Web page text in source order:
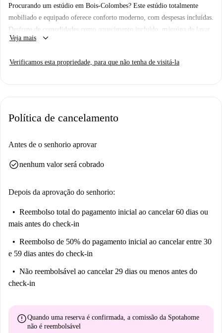
Procurando um estúdio em Bois-Colombes? Este estúdio totalmente
mobiliado e equipado oferece conforto moderno, com despesas incluídas.
Desfrute de comodidades como aquecimento incluído, máquina de lavar
roupa comum, secadora de roupas e estacionamento disponível.
edifício inclui comodidades como elevador e serviço de porteiro. A
Desfrute de refeições em restaurantes próximos, como Rizzo, Burger
turística local popular. Há opções de supermercado convenientes nas
combina acessibilidade e opções vibrantes.
Veja mais keyboard_arrow_down
Verificamos esta propriedade, para que não tenha de visitá-la
Política de cancelamento
Antes de o senhorio aprovar
check_circlenenhum valor será cobrado
Depois da aprovação do senhorio:
Reembolso total do pagamento inicial ao cancelar 60 dias ou
mais antes do check-in
Reembolso de 50% do pagamento inicial ao cancelar entre 30
e 59 dias antes do check-in
Não reembolsável ao cancelar 29 dias ou menos antes do
check-in
errorQuando uma reserva é confirmada, a comissão da Spotahome
não é reembolsável